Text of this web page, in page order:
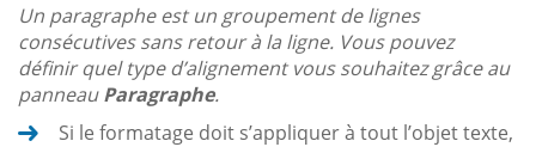
Un paragraphe est un groupement de lignes
consécutives sans retour à la ligne. Vous pouvez
définir quel type d’alignement vous souhaitez grâce au
panneauParagraphe.
Si le formatage doit s’appliquer à tout l’objet texte,